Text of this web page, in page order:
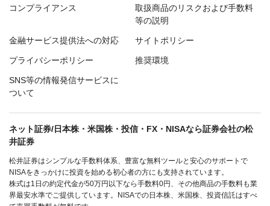
コンプライアンス
取扱商品のリスクおよび手数料
等の説明
金融サービス提供法への対応 サイトポリシー
プライバシーポリシー 推奨環境
SNS等の情報発信サービスに
ついて
ネット証券/日本株・米国株・投信・FX・NISAなら証券会社の松
井証券
松井証券はシンプルな手数料体系、豊富な無料ツールと安心のサポートで
NISAをきっかけに投資を始める初心者の方にも支持されています。
株式は1日の約定代金が50万円以下なら手数料0円、その他商品の手数料も業
界最安水準でご提供しています。NISAでの日本株、米国株、投資信託はすべ